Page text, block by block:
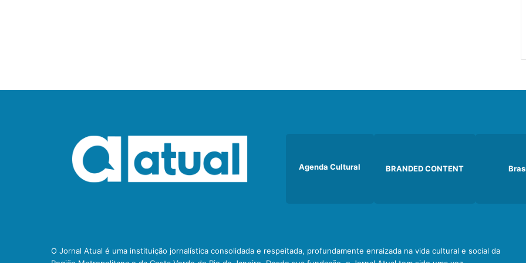
Agenda Cultural BRANDED CONTENT
O Jornal Atual é uma instituição jornalística consolidada e respeitada, profundamente enraizada na vida cultural e social da